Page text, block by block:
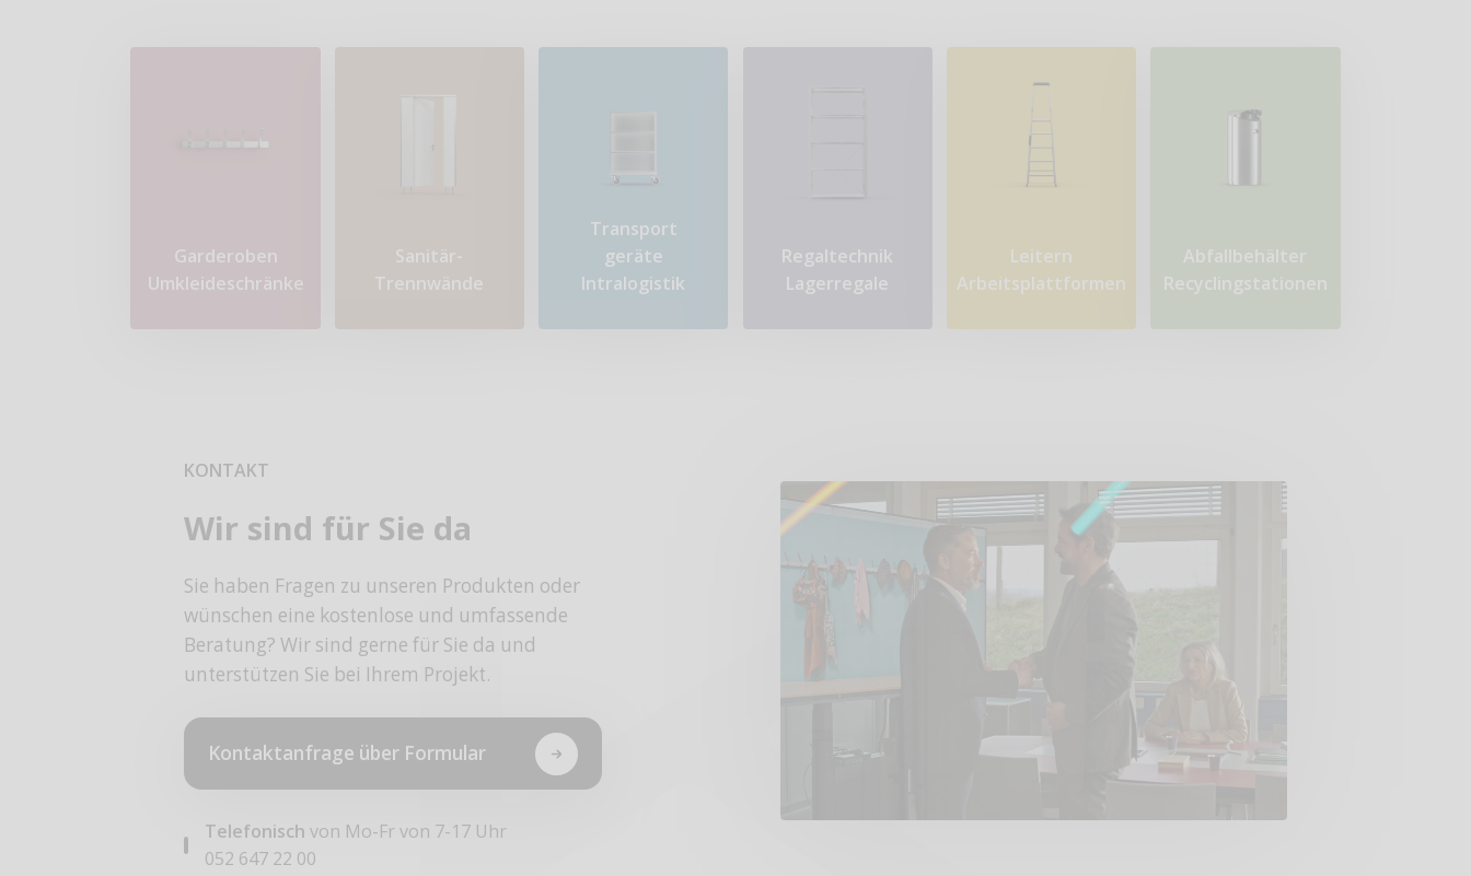
Garderoben
Umkleideschränke
Sanitär-
Trennwände
Transport​
geräte
Intralogistik
Regaltechnik
Lagerregale
Leitern
Arbeitsplattformen
Abfallbehälter
Recyclingstationen
KONTAKT
Wir sind für Sie da
Sie haben Fragen zu unseren Produkten oder
wünschen eine kostenlose und umfassende
Beratung? Wir sind gerne für Sie da und
unterstützen Sie bei Ihrem Projekt.
Kontaktanfrage über Formular
Telefonisch von Mo-Fr von 7-17 Uhr
052 647 22 00